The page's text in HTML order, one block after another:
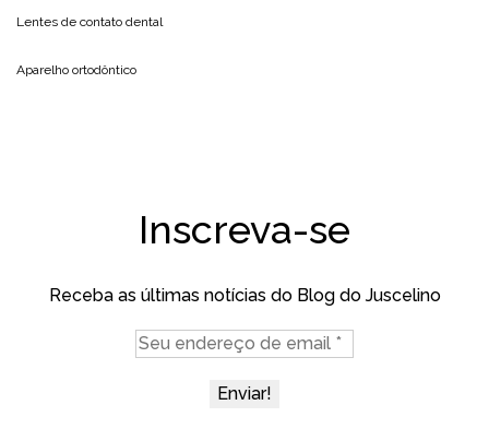
Lentes de contato dental
Aparelho ortodôntico
Inscreva-se
Receba as últimas notícias do Blog do Juscelino